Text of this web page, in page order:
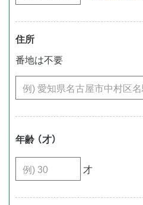
住所
番地は不要
年齢 （才）
才